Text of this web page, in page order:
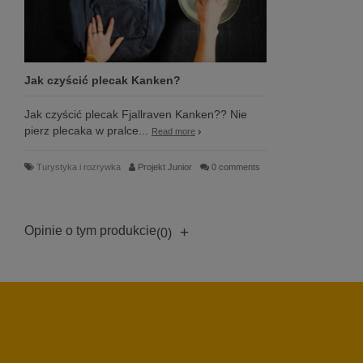
Jak czyścić plecak Kanken?
Jak czyścić plecak Fjallraven Kanken?? Nie
pierz plecaka w pralce...
Read more
Turystyka i rozrywka Projekt Junior 0 comments
Opinie o tym produkcie(0) +